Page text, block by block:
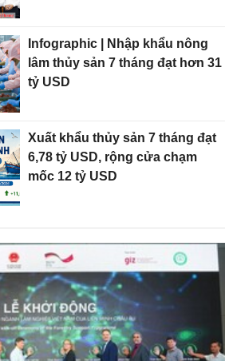
Infographic | Nhập khẩu nông
lâm thủy sản 7 tháng đạt hơn 31
tỷ USD
Xuất khẩu thủy sản 7 tháng đạt
6,78 tỷ USD, rộng cửa chạm
mốc 12 tỷ USD